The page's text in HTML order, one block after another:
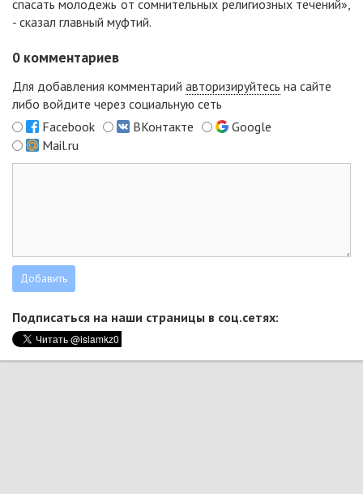
спасать молодежь от сомнительных религиозных течений»,
- сказал главный муфтий.
0 комментариев
Для добавления комментарий авторизируйтесь на сайте
либо войдите через социальную сеть
Facebook
ВКонтакте
Google
Mail.ru
Подписаться на наши страницы в соц.сетях: